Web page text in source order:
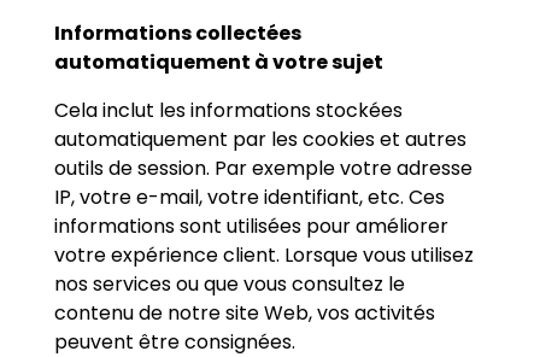
Informations collectées
automatiquement à votre sujet
Cela inclut les informations stockées
automatiquement par les cookies et autres
outils de session. Par exemple votre adresse
IP, votre e-mail, votre identifiant, etc. Ces
informations sont utilisées pour améliorer
votre expérience client. Lorsque vous utilisez
nos services ou que vous consultez le
contenu de notre site Web, vos activités
peuvent être consignées.